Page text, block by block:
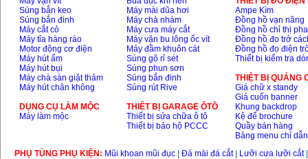
Súng bắn keo
Súng bắn đinh
Máy cắt cỏ
Máy tỉa hàng rào
Motor động cơ điện
Máy hút ẩm
Máy hút bụi
Máy chà sàn giặt thảm
Máy hút chân không
DỤNG CỤ LÀM MỘC
Máy làm mộc
Máy mài dũa hơi
Máy chà nhám
Máy cưa máy cắt
Máy vặn bu lông ốc vít
Máy đầm khuôn cát
Súng gõ rỉ sét
Súng phun sơn
Súng bắn đinh
Súng rút Rive
THIÊT BỊ GARAGE ÔTÔ
Thiết bị sửa chữa ô tô
Thiết bị bảo hộ PCCC
Ampe Kìm
Đồng hồ vạn năng
Đồng hồ chỉ thị pha
Đồng hồ đo trở
Đồng hồ đo điện
Thiết bị kiểm tra
THIỆT BỊ QUẢNG
Giá chữ x standy
Giá cuốn banner
Khung backdrop
Kệ để brochure
Quầy bán hàng
Bảng menu chỉ dẫn
PHỤ TÙNG PHỤ KIỆN: Mũi khoan mũi đục Đá mài đá cắt| Lưỡi cưa lưỡi cắt